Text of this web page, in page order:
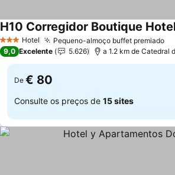
3 EstrelasHotel Pequeno-almoço buffet premiado
H10 Corregidor Boutique
9,0 Excelente 5.626 a 1.2 km de Catedral
De € 80
Consulte os preços de 15 sites